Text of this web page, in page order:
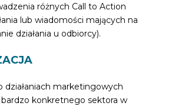
różnych Call to Action
lub wiadomości mających na
działania u odbiorcy).
działaniach marketingowych
konkretnego sektora w